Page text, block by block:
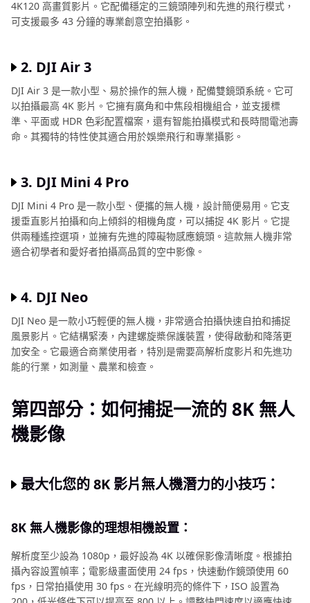
4K120 高畫質影片。它配備穩定的三鏡頭陣列和先進的飛行模式，
可支援最多 43 分鐘的專業創意空拍攝影。
2. DJI Air 3
DJI Air 3 是一款小型、易於操作的無人機，配備雙鏡頭系統。它可
以拍攝最高 4K 影片。它擁有廣角和中焦段相機組合，並支援標
準、平面或 HDR 色彩配置檔案，還有智能拍攝模式和長時間電池壽
命。其獨特的特性使其適合用於娛樂飛行和專業攝影。
3. DJI Mini 4 Pro
DJI Mini 4 Pro 是一款小型、便攜的無人機，設計簡便易用。它支
援垂直影片拍攝和向上傾斜的相機角度，可以捕捉 4K 影片。它提
供兩種遙控選項，並擁有先進的障礙物感應鏡頭。這款無人機非常
適合初學者和愛好者拍攝高品質的空中影像。
4. DJI Neo
DJI Neo 是一款小巧輕便的無人機，非常適合拍攝快速自拍和捕捉
風景影片。它結構緊湊，內建螺旋槳保護裝置，使得啟動和降落更
加安全。它最適合商業使用者，特別是需要高解析度影片和先進功
能的行業，如測量、農業和檢查。
第四部分：如何捕捉一流的 8K 無人
機影像
最大化您的 8K 影片無人機潛力的小技巧：
8K 無人機影像的理想相機設置：
解析度至少設為 1080p，最好設為 4K 以確保影像清晰度。根據拍
攝內容設置幀率；電影級畫面使用 24 fps，快速動作鏡頭使用 60
fps，日常拍攝使用 30 fps。在光線明亮的條件下，ISO 設置為